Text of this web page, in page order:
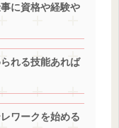
に資格や経験や
れる技能あれば
ワークを始める